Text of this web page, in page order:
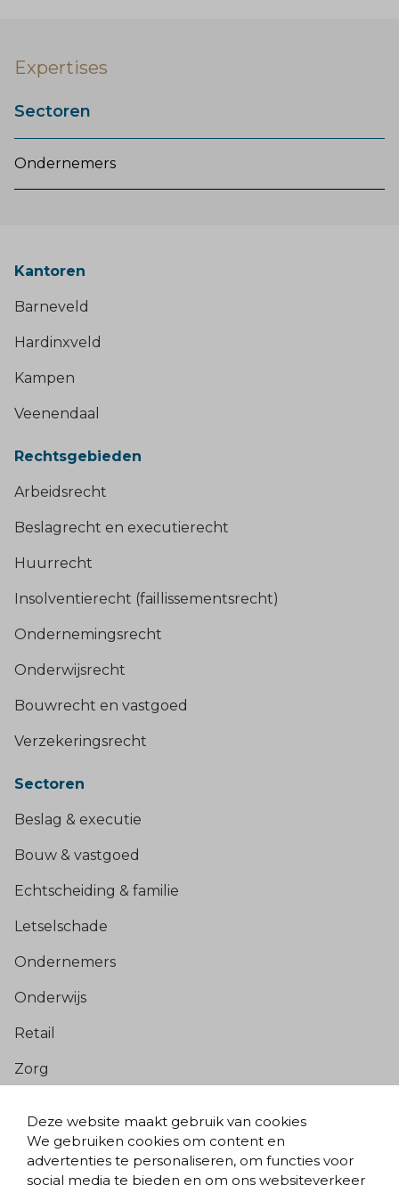
Deze website maakt gebruik van cookies
We gebruiken cookies om content en
advertenties te personaliseren, om functies voor
social media te bieden en om ons websiteverkeer
Expertises
Sectoren
Ondernemers
Kantoren
Barneveld
Hardinxveld
Kampen
Veenendaal
Rechtsgebieden
Arbeidsrecht
Beslagrecht en executierecht
Huurrecht
Insolventierecht (faillissementsrecht)
Ondernemingsrecht
Onderwijsrecht
Bouwrecht en vastgoed
Verzekeringsrecht
Sectoren
Beslag & executie
Bouw & vastgoed
Echtscheiding & familie
Letselschade
Ondernemers
Onderwijs
Retail
Zorg
Blogs & nieuws